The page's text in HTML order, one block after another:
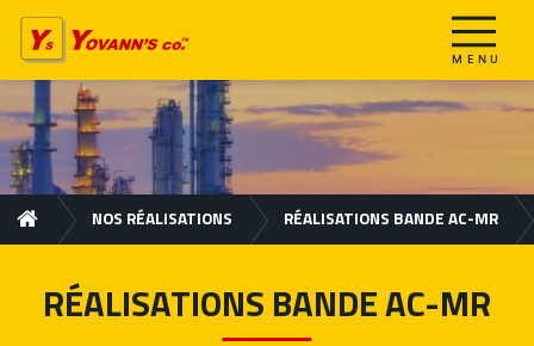
NOS RÉALISATIONS RÉALISATIONS BANDE AC-MR
RÉALISATIONS BANDE AC-MR